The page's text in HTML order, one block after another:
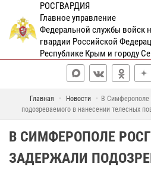
РОСГВАРДИЯ
Главное управление
Федеральной службы войск
гвардии Российской
Республике Крым и городу
Главная Новости
В Симферополе
подозреваемого в нанесении телесных
В СИМФЕРОПОЛЕ
ЗАДЕРЖАЛИ